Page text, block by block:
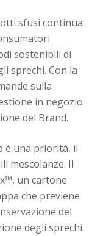
sfusi continua
sostenibili di
sprechi. Con la
sulla
in negozio
del Brand.
è una priorità, il
mescolanze. Il
un cartone
che previene
del
degli sprechi.